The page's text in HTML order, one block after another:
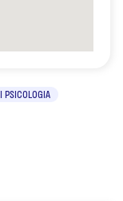
PSICOLOGIA